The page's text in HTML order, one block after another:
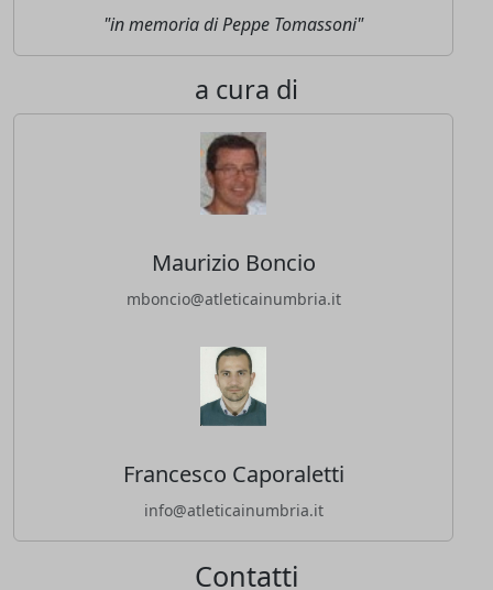
"in memoria di Peppe Tomassoni"
a cura di
Maurizio Boncio
mboncio@atleticainumbria.it
Francesco Caporaletti
info@atleticainumbria.it
Contatti